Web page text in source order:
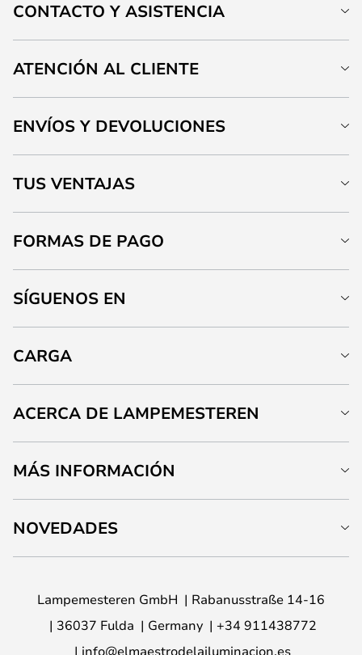
CONTACTO Y ASISTENCIA
ATENCIÓN AL CLIENTE
ENVÍOS Y DEVOLUCIONES
TUS VENTAJAS
FORMAS DE PAGO
SÍGUENOS EN
CARGA
ACERCA DE LAMPEMESTEREN
MÁS INFORMACIÓN
NOVEDADES
Lampemesteren GmbH
Rabanusstraße 14-16
36037 Fulda
Germany
+34 911438772
info@elmaestrodelailuminacion.es